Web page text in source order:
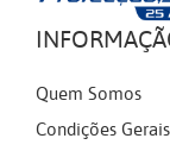
Quem Somos
Condições